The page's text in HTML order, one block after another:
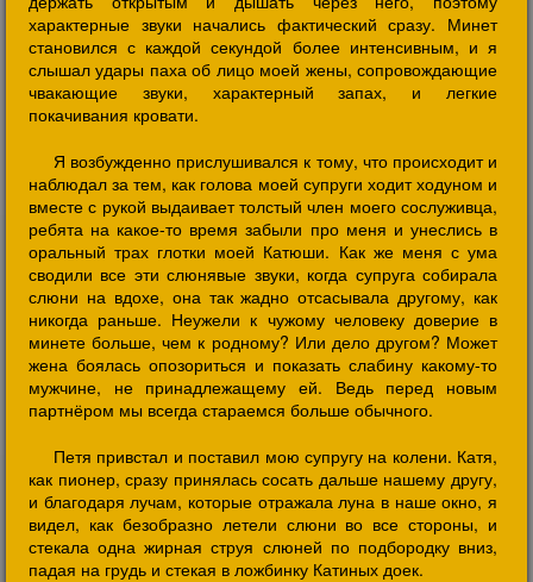
характерные звуки начались фактический сразу. Минет
становился с каждой секундой более интенсивным, и я
слышал удары паха об лицо моей жены, сопровождающие
чвакающие звуки, характерный запах, и легкие
покачивания кровати.
Я возбужденно прислушивался к тому, что происходит и
наблюдал за тем, как голова моей супруги ходит ходуном и
вместе с рукой выдаивает толстый член моего сослуживца,
ребята на какое-то время забыли про меня и унеслись в
оральный трах глотки моей Катюши. Как же меня с ума
сводили все эти слюнявые звуки, когда супруга собирала
слюни на вдохе, она так жадно отсасывала другому, как
никогда раньше. Неужели к чужому человеку доверие в
минете больше, чем к родному? Или дело другом? Может
жена боялась опозориться и показать слабину какому-то
мужчине, не принадлежащему ей. Ведь перед новым
партнёром мы всегда стараемся больше обычного.
Петя привстал и поставил мою супругу на колени. Катя,
как пионер, сразу принялась сосать дальше нашему другу,
и благодаря лучам, которые отражала луна в наше окно, я
видел, как безобразно летели слюни во все стороны, и
стекала одна жирная струя слюней по подбородку вниз,
падая на грудь и стекая в ложбинку Катиных доек.